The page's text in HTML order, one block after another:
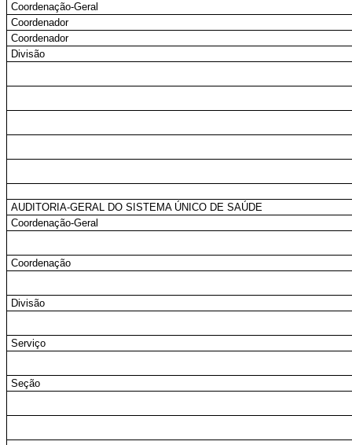
Coordenação-Geral
Coordenador
Coordenador
Divisão
AUDITORIA-GERAL DO SISTEMA ÚNICO DE SAÚDE
Coordenação-Geral
Coordenação
Divisão
Serviço
Seção